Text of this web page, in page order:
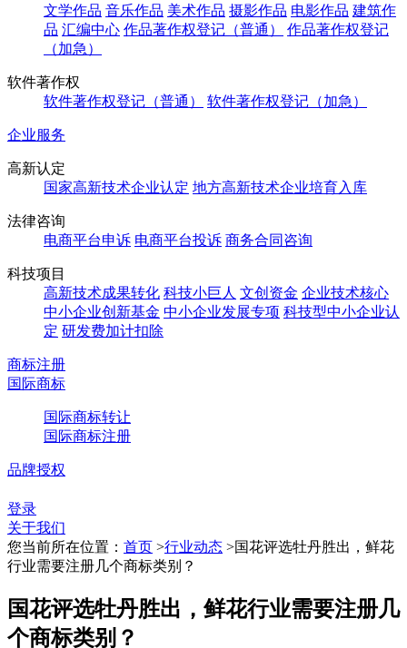
文学作品 音乐作品 美术作品 摄影作品 电影作品 建筑作
品 汇编中心 作品著作权登记（普通）
作品著作权登记
（加急）
软件著作权
软件著作权登记（普通）
软件著作权登记（加急）
企业服务
高新认定
国家高新技术企业认定 地方高新技术企业培育入库
法律咨询
电商平台申诉 电商平台投诉 商务合同咨询
科技项目
高新技术成果转化 科技小巨人 文创资金 企业技术核心
中小企业创新基金 中小企业发展专项 科技型中小企业认
定 研发费加计扣除
商标注册
国际商标
国际商标转让
国际商标注册
品牌授权
登录
关于我们
您当前所在位置： 首页 >行业动态 >国花评选牡丹胜出，鲜花
行业需要注册几个商标类别？
国花评选牡丹胜出，鲜花行业需要注册几
个商标类别？